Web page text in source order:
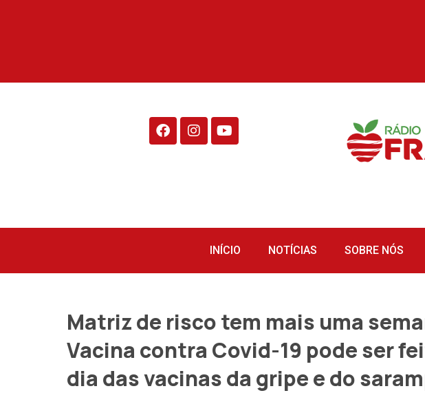
INÍCIO NOTÍCIAS SOBRE NÓS
Matriz de risco tem mais uma
Vacina contra Covid-19 pode ser
dia das vacinas da gripe e do